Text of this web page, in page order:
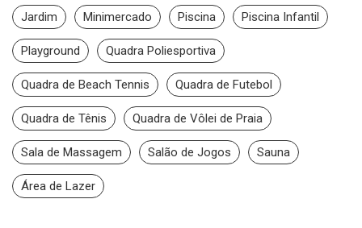
Jardim Minimercado Piscina Piscina Infantil
Playground Quadra Poliesportiva
Quadra de Beach Tennis Quadra de Futebol
Quadra de Tênis Quadra de Vôlei de Praia
Sala de Massagem Salão de Jogos Sauna
Área de Lazer